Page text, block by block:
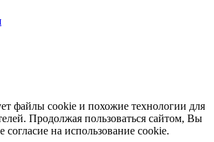
файлы cookie и похожие технологии для
Продолжая пользоваться сайтом, Вы
согласие на использование cookie.